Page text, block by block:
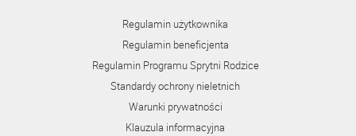
Regulamin użytkownika
Regulamin beneficjenta
Regulamin Programu Sprytni Rodzice
Standardy ochrony nieletnich
Warunki prywatności
Klauzula informacyjna